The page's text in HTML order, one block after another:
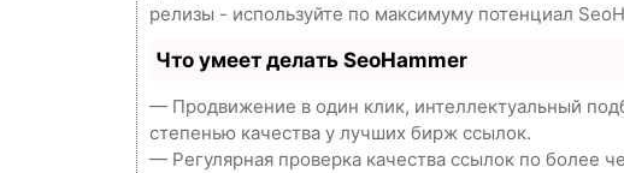
релизы - используйте по максимуму потенциал
Что умеет делать SeoHammer
— Продвижение в один клик, интеллектуальный
степенью качества у лучших бирж ссылок.
— Регулярная проверка качества ссылок по более